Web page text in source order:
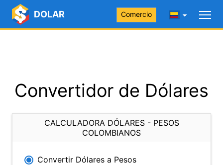
DOLAR Comercio
Convertidor de Dólares
CALCULADORA DÓLARES - PESOS
COLOMBIANOS
Convertir Dólares a Pesos